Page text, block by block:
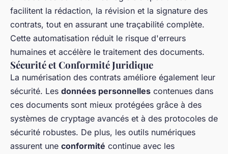
facilitent la rédaction, la révision et la signature des
contrats, tout en assurant une traçabilité complète.
Cette automatisation réduit le risque d'erreurs
humaines et accélère le traitement des documents.
Sécurité et Conformité Juridique
La numérisation des contrats améliore également leur
sécurité. Les données personnelles contenues dans
ces documents sont mieux protégées grâce à des
systèmes de cryptage avancés et à des protocoles de
sécurité robustes. De plus, les outils numériques
assurent une conformité continue avec les